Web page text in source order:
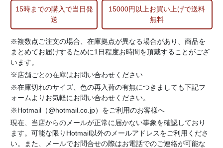
15時までの購入で当日発
送
15000円以上お買い上げで送料
無料
※複数点ご注文の場合、在庫拠点が異なる場合があり、商品を
まとめてお届けするために1日程度お時間を頂戴することがござ
います。
※店舗ごとの在庫はお問い合わせください
※在庫切れのサイズ、色の再入荷の有無につきましても下記フ
ォームよりお気軽にお問い合わせください。
※Hotmail（@hotmail.co.jp）をご利用のお客様へ
現在、当店からのメールが正常に届かない事象を確認しており
ます。可能な限りHotmail以外のメールアドレスをご利用くださ
い。また、メールでお問合せの際はお電話でのご連絡が可能な